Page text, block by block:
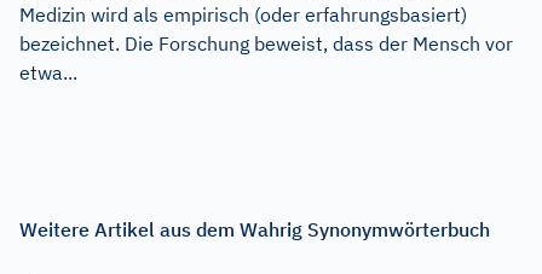
Medizin wird als empirisch (oder erfahrungsbasiert)
bezeichnet. Die Forschung beweist, dass der Mensch vor
etwa...
Weitere Artikel aus dem Wahrig Synonymwörterbuch